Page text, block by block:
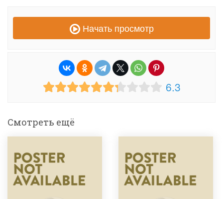
Начать просмотр
6.3
Смотреть ещё